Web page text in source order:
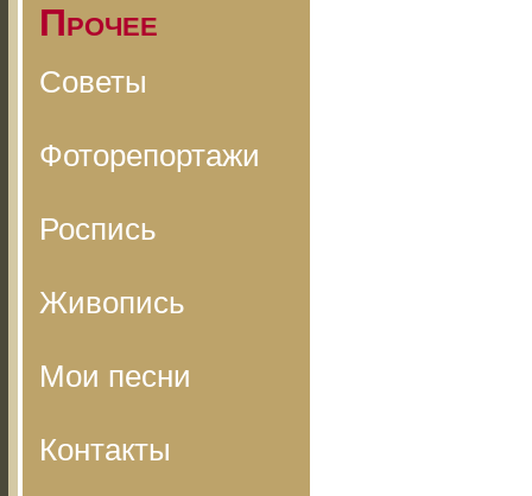
Прочее
Советы
Фоторепортажи
Роспись
Живопись
Мои песни
Контакты